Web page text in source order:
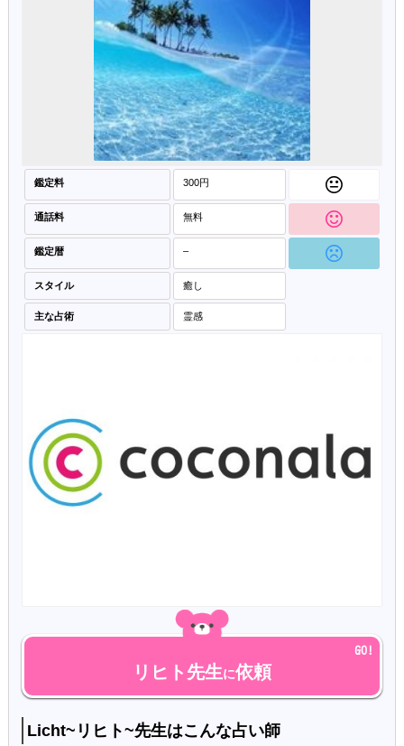
鑑定料 300円
通話料 無料
鑑定暦 –
スタイル 癒し
主な占術 霊感
リヒト先生に依頼
Licht~リヒト~先生はこんな占い師